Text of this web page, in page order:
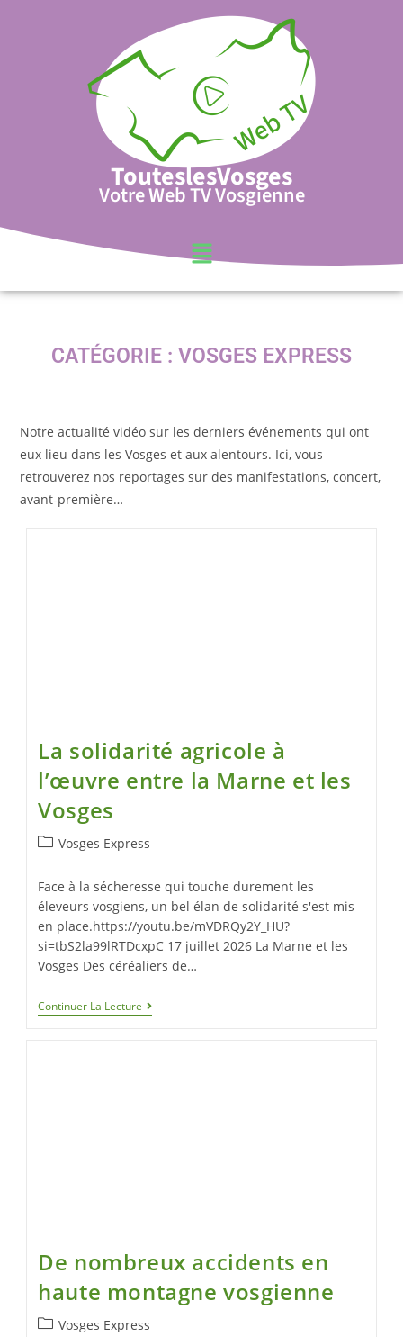
TouteslesVosges
Votre Web TV Vosgienne
CATÉGORIE : VOSGES EXPRESS
Notre actualité vidéo sur les derniers événements qui ont
eux lieu dans les Vosges et aux alentours. Ici, vous
retrouverez nos reportages sur des manifestations, concert,
avant-première…
La solidarité agricole à
l’œuvre entre la Marne et les
Vosges
Vosges Express
Face à la sécheresse qui touche durement les
éleveurs vosgiens, un bel élan de solidarité s'est mis
en place.https://youtu.be/mVDRQy2Y_HU?
si=tbS2la99lRTDcxpC 17 juillet 2026 La Marne et les
Vosges Des céréaliers de…
Continuer La Lecture
De nombreux accidents en
haute montagne vosgienne
Vosges Express